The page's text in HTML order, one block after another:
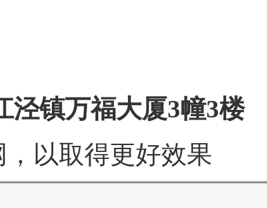
泾镇万福大厦3幢3楼
以取得更好效果